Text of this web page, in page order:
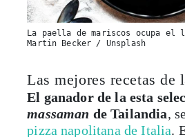
La paella de mariscos ocupa el
Martin Becker / Unsplash
Las mejores recetas de
El ganador de la esta
massaman de Tailandia,
pizza napolitana de Italia.